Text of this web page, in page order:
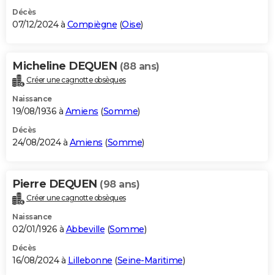
Décès
07/12/2024 à Compiègne (Oise)
Micheline DEQUEN (88 ans)
Créer une cagnotte obsèques
Naissance
19/08/1936 à Amiens (Somme)
Décès
24/08/2024 à Amiens (Somme)
Pierre DEQUEN (98 ans)
Créer une cagnotte obsèques
Naissance
02/01/1926 à Abbeville (Somme)
Décès
16/08/2024 à Lillebonne (Seine-Maritime)